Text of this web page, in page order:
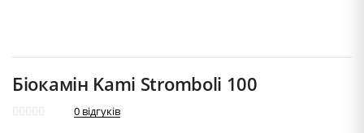
Біокамін Kami Stromboli 100
0 відгуків